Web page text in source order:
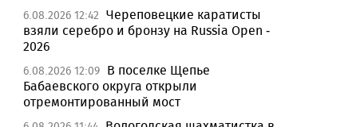
6.08.2026 12:42 Череповецкие каратисты
взяли серебро и бронзу на Russia Open -
2026
6.08.2026 12:09 В поселке Щепье
Бабаевского округа открыли
отремонтированный мост